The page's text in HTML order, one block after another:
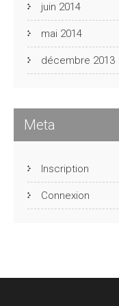
juin 2014
mai 2014
décembre 2013
Meta
Inscription
Connexion